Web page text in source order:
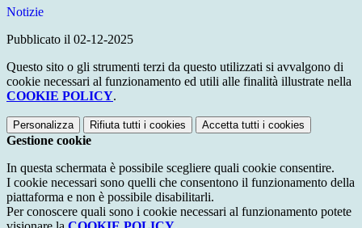
Notizie
Pubblicato il 02-12-2025
Questo sito o gli strumenti terzi da questo utilizzati si avvalgono di
cookie necessari al funzionamento ed utili alle finalità illustrate nella
COOKIE POLICY.
Personalizza Rifiuta tutti i cookies Accetta tutti i cookies
Gestione cookie
In questa schermata è possibile scegliere quali cookie consentire.
I cookie necessari sono quelli che consentono il funzionamento della
piattaforma e non è possibile disabilitarli.
Per conoscere quali sono i cookie necessari al funzionamento potete